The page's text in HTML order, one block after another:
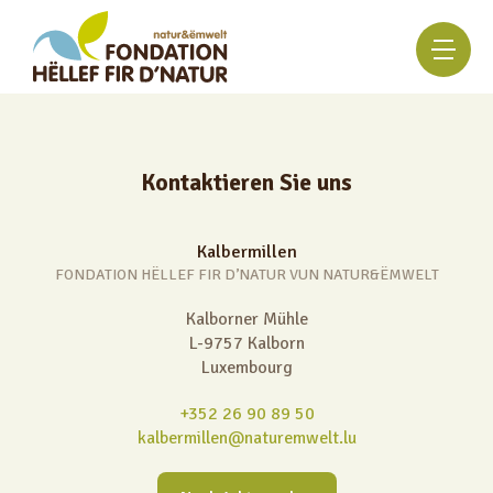
Home
Historische Mühle
Muschelzuchtstation
Naturpädagogischer Garten
Schulklassen und Maison relais
Universitäten & Fachhochschulen
Kontaktieren Sie uns
Kalbermillen
FONDATION HËLLEF FIR D’NATUR VUN NATUR&ËMWELT
Kalborner Mühle
L-9757 Kalborn
Luxembourg
+352 26 90 89 50
kalbermillen@naturemwelt.lu